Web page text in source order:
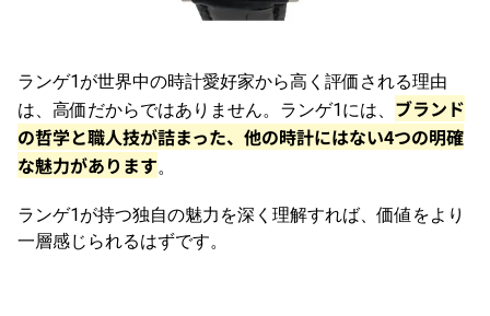
ランゲ1が世界中の時計愛好家から高く評価される理由
は、高価だからではありません。ランゲ1には、 ブランド
の哲学と職人技が詰まった、他の時計にはない4つの明確
な魅力があります。
ランゲ1が持つ独自の魅力を深く理解すれば、価値をより
一層感じられるはずです。